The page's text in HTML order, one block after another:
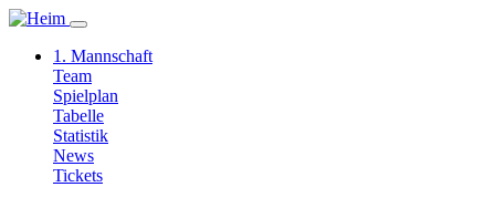
1. Mannschaft
Team
Spielplan
Tabelle
Statistik
News
Tickets